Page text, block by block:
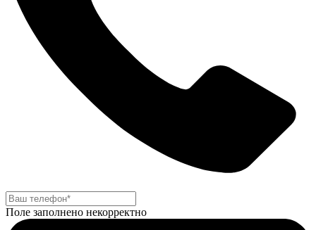
Поле заполнено некорректно